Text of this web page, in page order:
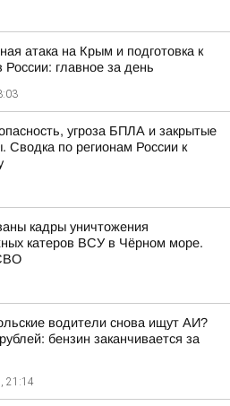
атака на Крым и подготовка к
главное за день
угроза БПЛА и закрытые
Сводка по регионам России к
кадры уничтожения
катеров ВСУ в Чёрном море.
водители снова ищут АИ?
бензин заканчивается за
21:14